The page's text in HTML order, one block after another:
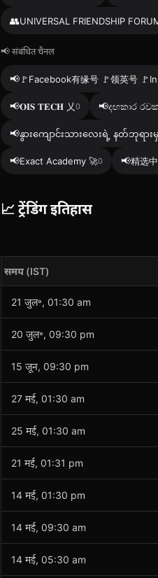
👥UNIVERSAL FRIENDSHIP
📢 संबंधित चैनल
📢 🚩Facebook有缘号 🚩领英号
📢𝐎𝐈𝐒 𝐓𝐄𝐂𝐇 乂 0 📢දඟකාර
📢နွားကျောင်းသားလေးရဲ့ နတ်ဘုရာ
📢Exact Academy 🚀0 📢精选
📈 ट्रेंडिंग इतिहास
समय (IST)
21 जुल॰, 01:30 am
20 जुल॰, 09:30 pm
15 जून, 09:30 pm
27 मई, 01:30 am
25 मई, 01:30 am
21 मई, 01:31 pm
14 मई, 01:30 pm
14 मई, 09:30 am
14 मई, 05:30 am